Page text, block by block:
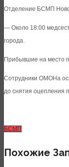
Отделение БСМП
— Около 18:00
города.
Прибывшие на место
Сотрудники ОМОНа
до снятия оцепления
БСМП
Похожие